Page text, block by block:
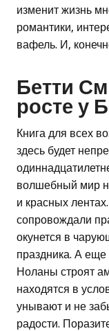
изменит жизнь
романтики,
вафель. И,
Бетти
росте у
Книга для всех
здесь будет
волшебный мир
и красных
сопровождали
окунется в
праздника. А еще
Ноланы строят
находятся в
унывают и не
радости.